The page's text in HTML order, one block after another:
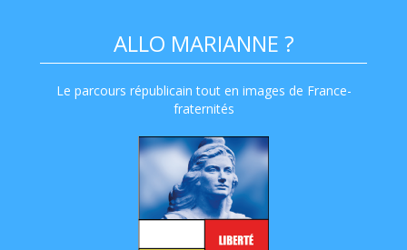
ALLO MARIANNE ?
Le parcours républicain tout en images de France-
fraternités